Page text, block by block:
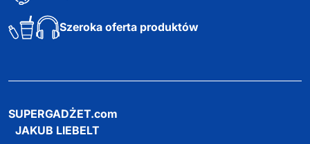
Szeroka oferta produktów
SUPERGADŻET.com
JAKUB LIEBELT